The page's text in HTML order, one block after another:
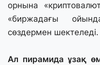
орнына
«биржадағы
сөздермен шектеледі.
Ал пирамида ұзақ